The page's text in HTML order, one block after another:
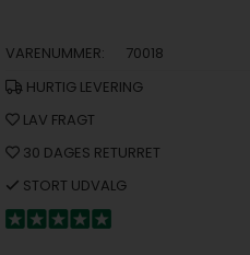
VARENUMMER:
70018
HURTIG LEVERING
LAV FRAGT
30 DAGES RETURRET
STORT UDVALG